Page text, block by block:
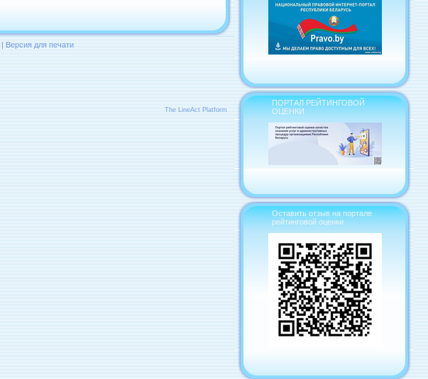
| Версия для печати
The LineAct Platform
ПОРТАЛ РЕЙТИНГОВОЙ
ОЦЕНКИ
Оставить отзыв на портале
рейтинговой оценки